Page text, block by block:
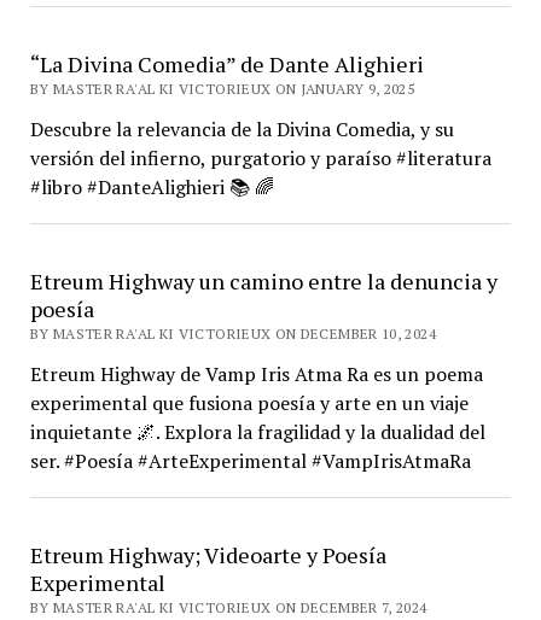
“La Divina Comedia” de Dante Alighieri
BY MASTER RA'AL KI VICTORIEUX ON JANUARY 9, 2025
Descubre la relevancia de la Divina Comedia, y su
versión del infierno, purgatorio y paraíso #literatura
#libro #DanteAlighieri 📚 🌈
Etreum Highway un camino entre la denuncia y
poesía
BY MASTER RA'AL KI VICTORIEUX ON DECEMBER 10, 2024
Etreum Highway de Vamp Iris Atma Ra es un poema
experimental que fusiona poesía y arte en un viaje
inquietante 🌌. Explora la fragilidad y la dualidad del
ser. #Poesía #ArteExperimental #VampIrisAtmaRa
Etreum Highway; Videoarte y Poesía
Experimental
BY MASTER RA'AL KI VICTORIEUX ON DECEMBER 7, 2024